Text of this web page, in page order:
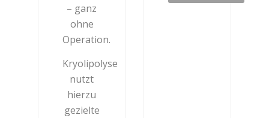
– ganz
ohne
Operation.
Kryolipolyse
nutzt
hierzu
gezielte